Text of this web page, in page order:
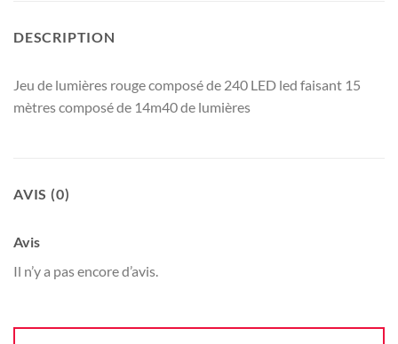
DESCRIPTION
Jeu de lumières rouge composé de 240 LED led faisant 15
mètres composé de 14m40 de lumières
AVIS (0)
Avis
Il n’y a pas encore d’avis.